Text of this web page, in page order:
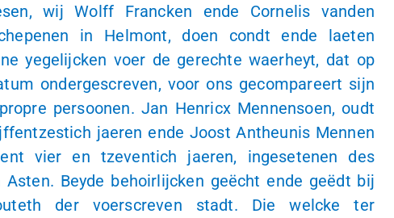
wij Wolff Francken ende Cornelis vanden
in Helmont, doen condt ende laeten
yegelijcken voer de gerechte waerheyt, dat op
ondergescreven, voor ons gecompareert sijn
persoonen. Jan Henricx Mennensoen, oudt
jaeren ende Joost Antheunis Mennen
vier en tzeventich jaeren, ingesetenen des
Asten. Beyde behoirlijcken geëcht ende geëdt bij
der voerscreven stadt. Die welcke ter